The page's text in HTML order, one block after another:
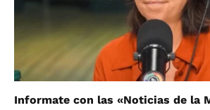
Informate con las «Noticias de la